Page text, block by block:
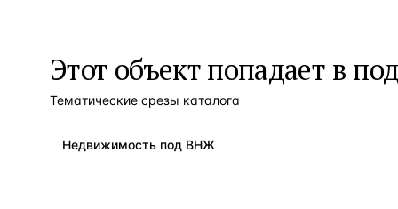
Этот объект попадает в
Тематические срезы каталога
Недвижимость под ВНЖ